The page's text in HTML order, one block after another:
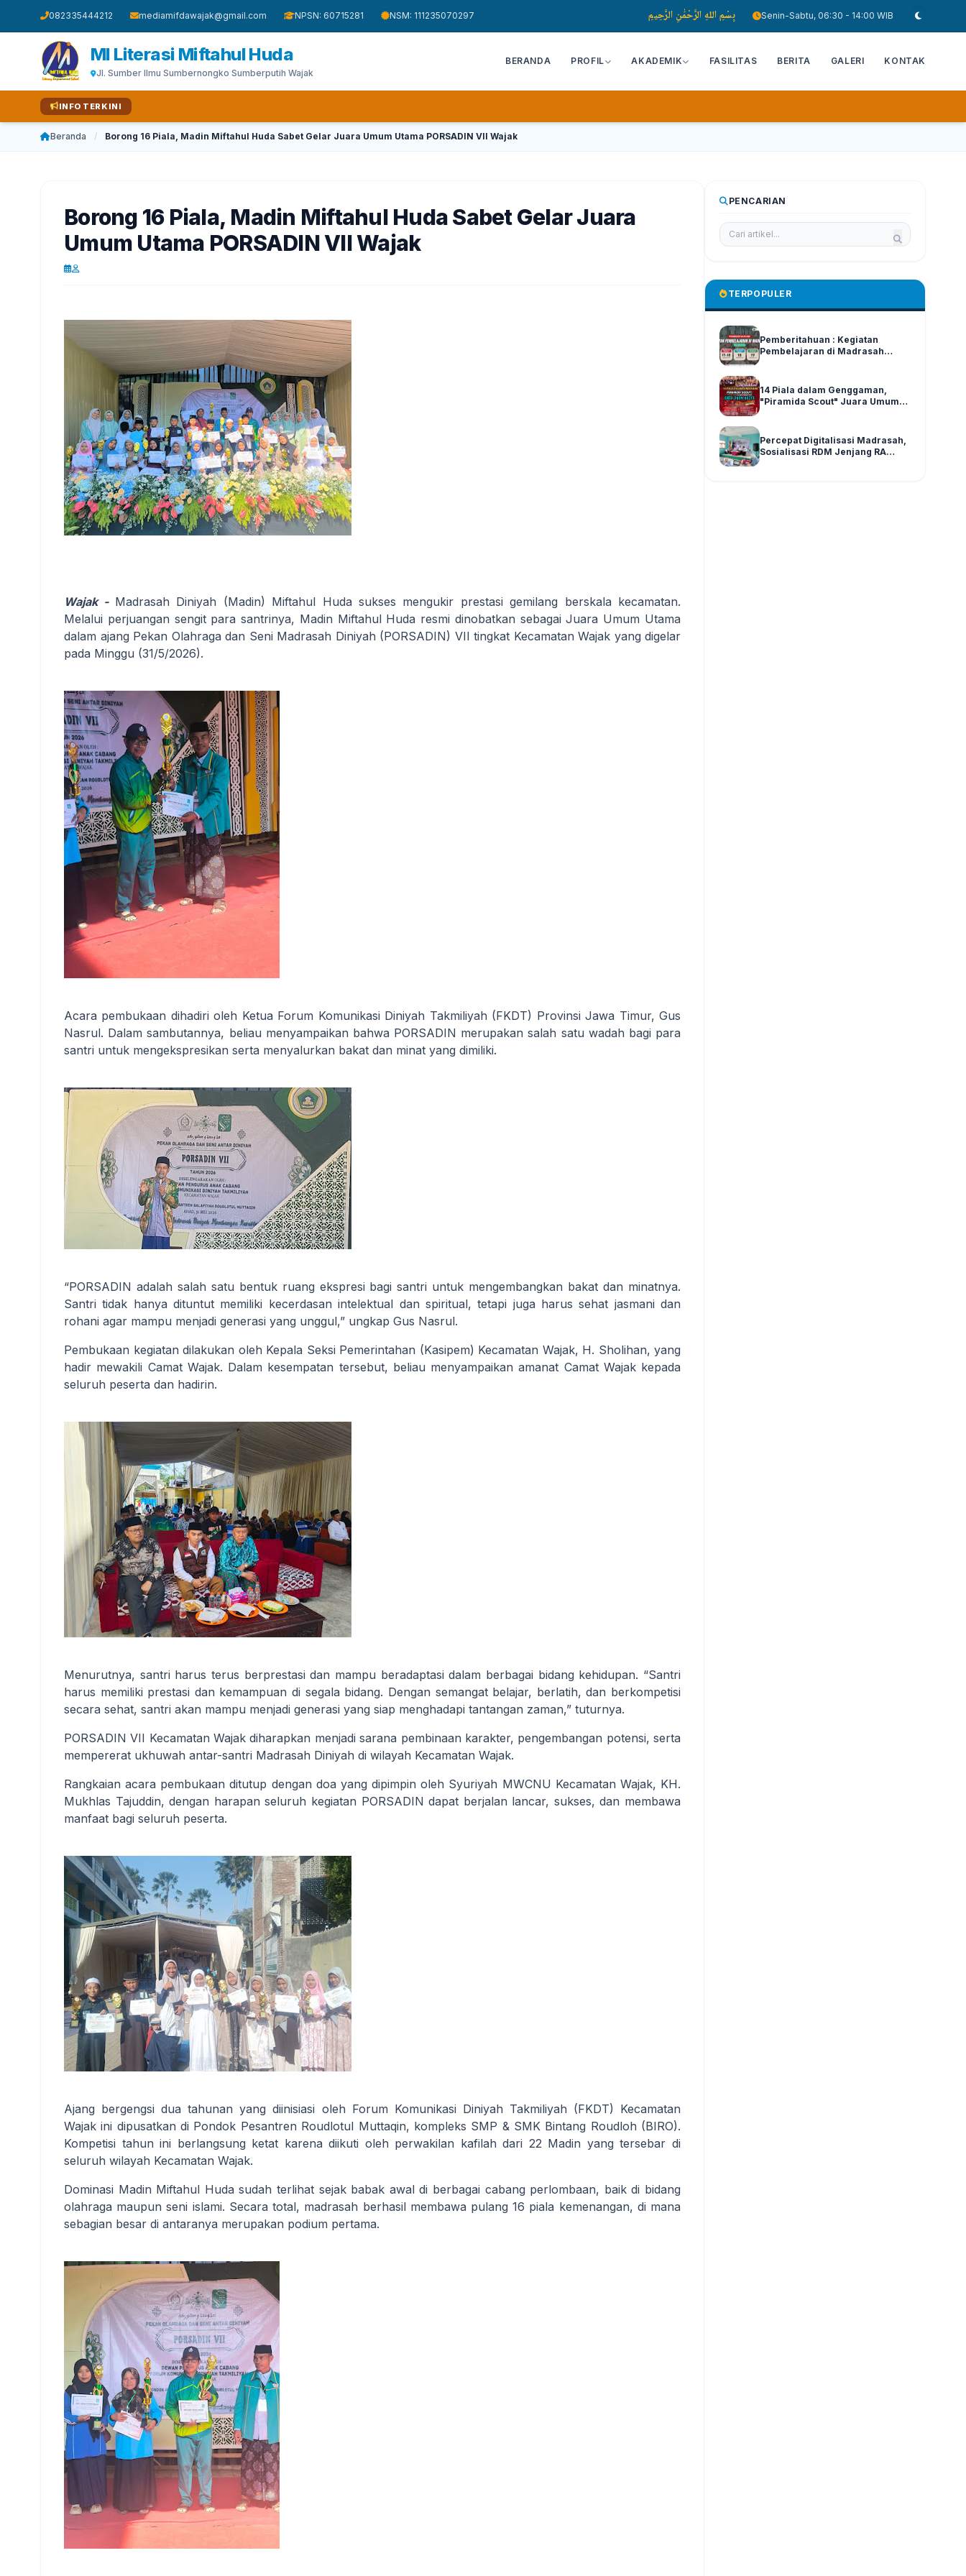
082335444212 mediamifdawajak@gmail.com NPSN: 60715281 NSM: 111235070297 بِسْمِ اللهِ الرَّحْمَٰنِ الرَّحِيمِ Senin-Sabtu, 06:30 - 14:00 WIB
MI Literasi Miftahul Huda
Jl. Sumber Ilmu Sumbernongko Sumberputih Wajak
BERANDA PROFIL AKADEMIK FASILITAS BERITA GALERI KONTAK
INFO TERKINI
Beranda / Borong 16 Piala, Madin Miftahul Huda Sabet Gelar Juara Umum Utama PORSADIN VII Wajak
Borong 16 Piala, Madin Miftahul Huda Sabet Gelar Juara
Umum Utama PORSADIN VII Wajak
Wajak - Madrasah Diniyah (Madin) Miftahul Huda sukses mengukir prestasi gemilang berskala kecamatan.
Melalui perjuangan sengit para santrinya, Madin Miftahul Huda resmi dinobatkan sebagaiJuara Umum Utama
dalam ajang Pekan Olahraga dan Seni Madrasah Diniyah (PORSADIN) VII tingkat Kecamatan Wajak yang digelar
pada Minggu (31/5/2026).
Acara pembukaan dihadiri oleh Ketua Forum Komunikasi Diniyah Takmiliyah (FKDT) Provinsi Jawa Timur, Gus
Nasrul. Dalam sambutannya, beliau menyampaikan bahwa PORSADIN merupakan salah satu wadah bagi para
santri untuk mengekspresikan serta menyalurkan bakat dan minat yang dimiliki.
“PORSADIN adalah salah satu bentuk ruang ekspresi bagi santri untuk mengembangkan bakat dan minatnya.
Santri tidak hanya dituntut memiliki kecerdasan intelektual dan spiritual, tetapi juga harus sehat jasmani dan
rohani agar mampu menjadi generasi yang unggul,” ungkap Gus Nasrul.
Pembukaan kegiatan dilakukan oleh Kepala Seksi Pemerintahan (Kasipem) Kecamatan Wajak, H. Sholihan, yang
hadir mewakili Camat Wajak. Dalam kesempatan tersebut, beliau menyampaikan amanat Camat Wajak kepada
seluruh peserta dan hadirin.
Menurutnya, santri harus terus berprestasi dan mampu beradaptasi dalam berbagai bidang kehidupan. “Santri
harus memiliki prestasi dan kemampuan di segala bidang. Dengan semangat belajar, berlatih, dan berkompetisi
secara sehat, santri akan mampu menjadi generasi yang siap menghadapi tantangan zaman,” tuturnya.
PORSADIN VII Kecamatan Wajak diharapkan menjadi sarana pembinaan karakter, pengembangan potensi, serta
mempererat ukhuwah antar-santri Madrasah Diniyah di wilayah Kecamatan Wajak.
Rangkaian acara pembukaan ditutup dengan doa yang dipimpin oleh Syuriyah MWCNU Kecamatan Wajak, KH.
Mukhlas Tajuddin, dengan harapan seluruh kegiatan PORSADIN dapat berjalan lancar, sukses, dan membawa
manfaat bagi seluruh peserta.
Ajang bergengsi dua tahunan yang diinisiasi oleh Forum Komunikasi Diniyah Takmiliyah (FKDT) Kecamatan
Wajak ini dipusatkan di Pondok Pesantren Roudlotul Muttaqin, kompleks SMP & SMK Bintang Roudloh (BIRO).
Kompetisi tahun ini berlangsung ketat karena diikuti oleh perwakilan kafilah dari 22 Madin yang tersebar di
seluruh wilayah Kecamatan Wajak.
Dominasi Madin Miftahul Huda sudah terlihat sejak babak awal di berbagai cabang perlombaan, baik di bidang
olahraga maupun seni islami. Secara total, madrasah berhasil membawa pulang 16 piala kemenangan, di mana
sebagian besar di antaranya merupakan podium pertama.
PENCARIAN
TERPOPULER
Pemberitahuan : Kegiatan
Pembelajaran di Madrasah
14 Piala dalam Genggaman,
"Piramida Scout" Juara Umum
Percepat Digitalisasi Madrasah,
Sosialisasi RDM Jenjang RA